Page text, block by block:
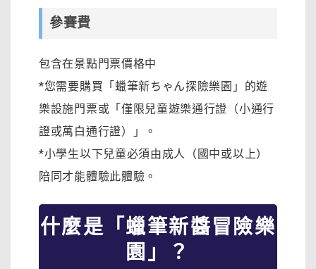
參賽費
包含在景點門票價格中
*您需要購買「蠟筆新ちゃん探險樂園」的遊
樂設施門票或「僅限兒童遊樂通行證（小通行
證或萬白通行證）」。
*小學生以下兒童必須由成人（國中或以上）
陪同才能體驗此體驗。
什麼是「蠟筆新醬冒險樂
園」？